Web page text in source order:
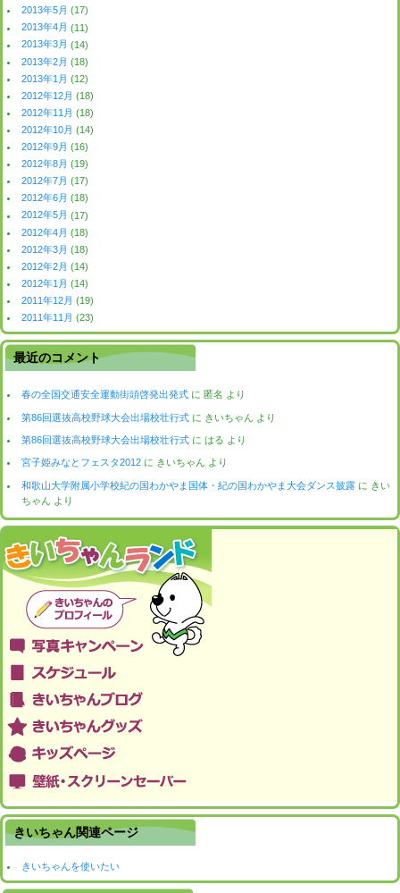
2013年5月 (17)
2013年4月 (11)
2013年3月 (14)
2013年2月 (18)
2013年1月 (12)
2012年12月 (18)
2012年11月 (18)
2012年10月 (14)
2012年9月 (16)
2012年8月 (19)
2012年7月 (17)
2012年6月 (18)
2012年5月 (17)
2012年4月 (18)
2012年3月 (18)
2012年2月 (14)
2012年1月 (14)
2011年12月 (19)
2011年11月 (23)
最近のコメント
春の全国交通安全運動街頭啓発出発式 に 匿名 より
第86回選抜高校野球大会出場校壮行式 に きいちゃん より
第86回選抜高校野球大会出場校壮行式 にはる より
宮子姫みなとフェスタ2012 に きいちゃん より
和歌山大学附属小学校紀の国わかやま国体・紀の国わかやま大会ダンス披露 に きい
ちゃん より
きいちゃん関連ページ
きいちゃんを使いたい